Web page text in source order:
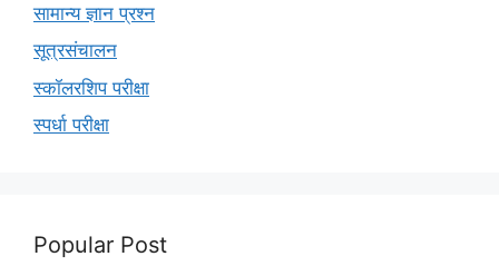
सामान्य ज्ञान प्रश्न
सूत्रसंचालन
स्कॉलरशिप परीक्षा
स्पर्धा परीक्षा
Popular Post